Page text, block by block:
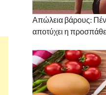
Απώλεια βάρους:
αποτύχει η